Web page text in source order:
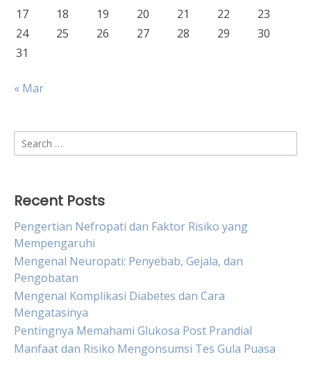
17
18 19 20 21 22
23
24
25 26 27 28 29
30
31
« Mar
Search
for:
Recent Posts
Pengertian Nefropati dan Faktor Risiko yang
Mempengaruhi
Mengenal Neuropati: Penyebab, Gejala, dan
Pengobatan
Mengenal Komplikasi Diabetes dan Cara
Mengatasinya
Pentingnya Memahami Glukosa Post Prandial
Manfaat dan Risiko Mengonsumsi Tes Gula Puasa